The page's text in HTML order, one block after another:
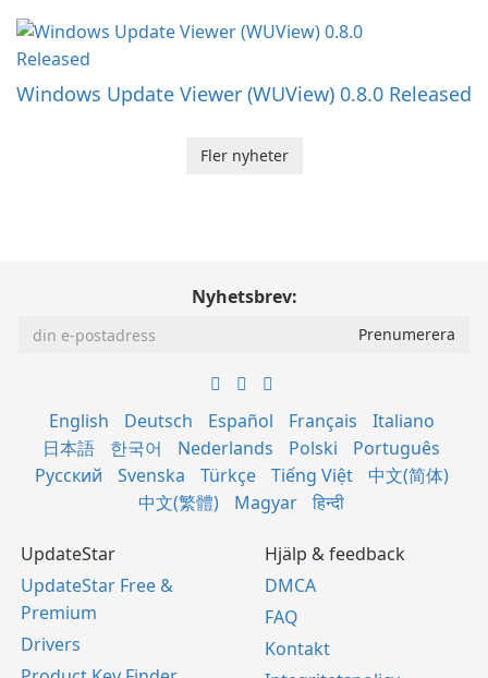
Windows Update Viewer (WUView) 0.8.0 Released
Fler nyheter
Nyhetsbrev:
English Deutsch Español Français
Italiano
日本語
한국어 Nederlands Polski
Português
Русский
Svenska Türkçe Tiếng Việt
中文(简体)
中文(繁體)
Magyar हिन्दी
UpdateStar
UpdateStar Free &
Premium
Drivers
Hjälp & feedback
DMCA
FAQ
Kontakt